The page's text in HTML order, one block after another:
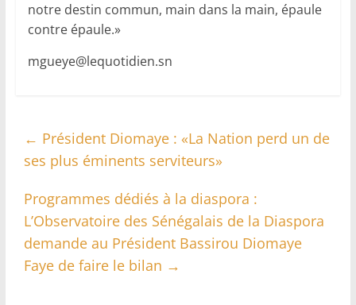
notre destin commun, main dans la main, épaule
contre épaule.»
mgueye@lequotidien.sn
← Président Diomaye : «La Nation perd un de
ses plus éminents serviteurs»
Programmes dédiés à la diaspora :
L’Observatoire des Sénégalais de la Diaspora
demande au Président Bassirou Diomaye
Faye de faire le bilan →